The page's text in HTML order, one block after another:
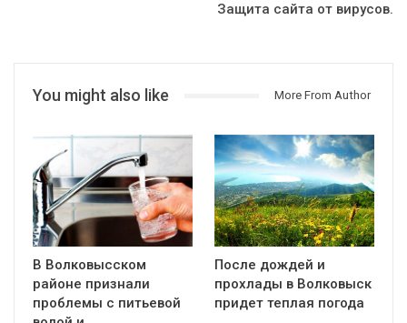
Защита сайта от вирусов.
You might also like More From Author
В Волковысском
районе признали
проблемы с питьевой
После дождей и
прохлады в Волковыск
придет теплая погода